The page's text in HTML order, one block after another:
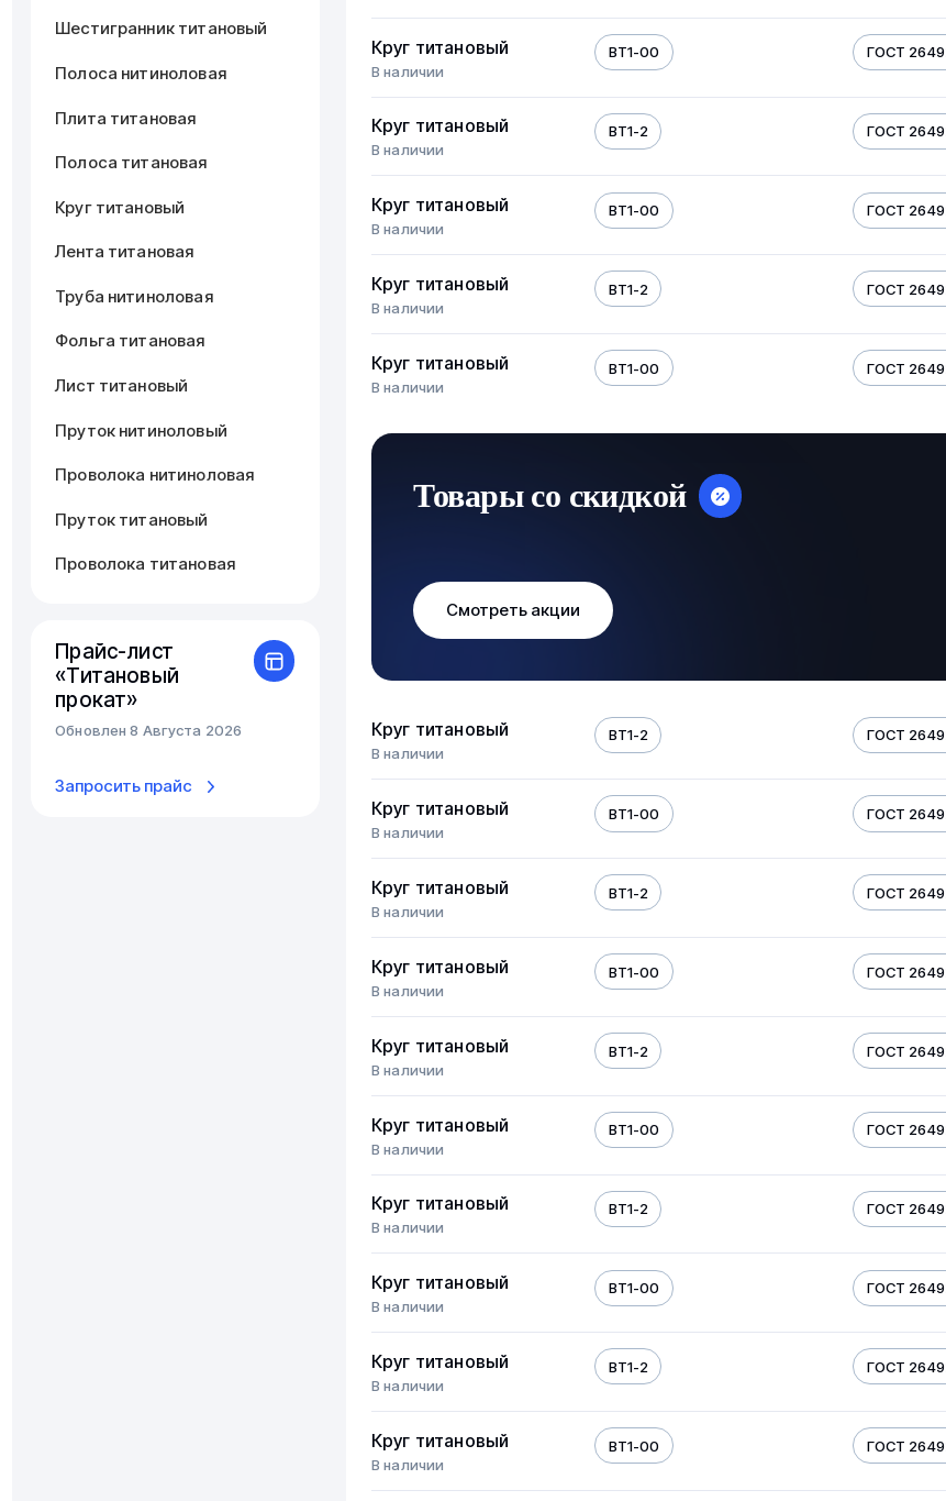
Шестигранник титановый
Полоса нитиноловая
Плита титановая
Полоса титановая
Круг титановый
Лента титановая
Труба нитиноловая
Фольга титановая
Лист титановый
Пруток нитиноловый
Проволока нитиноловая
Пруток титановый
Проволока титановая
Прайс-лист
«Титановый
прокат»
Обновлен 8 Августа 2026
Запросить прайс
Круг титановый
В наличии
ВТ1-00 ГОСТ
Круг титановый
В наличии
ВТ1-2 ГОСТ
Круг титановый
В наличии
ВТ1-00 ГОСТ
Круг титановый
В наличии
ВТ1-2 ГОСТ
Круг титановый
В наличии
ВТ1-00 ГОСТ
Товары со скидкой
Смотреть акции
Круг титановый
В наличии
ВТ1-2 ГОСТ
Круг титановый
В наличии
ВТ1-00 ГОСТ
Круг титановый
В наличии
ВТ1-2 ГОСТ
Круг титановый
В наличии
ВТ1-00 ГОСТ
Круг титановый
В наличии
ВТ1-2 ГОСТ
Круг титановый
В наличии
ВТ1-00 ГОСТ
Круг титановый
В наличии
ВТ1-2 ГОСТ
Круг титановый
В наличии
ВТ1-00 ГОСТ
Круг титановый
В наличии
ВТ1-2 ГОСТ
Круг титановый
В наличии
ВТ1-00 ГОСТ